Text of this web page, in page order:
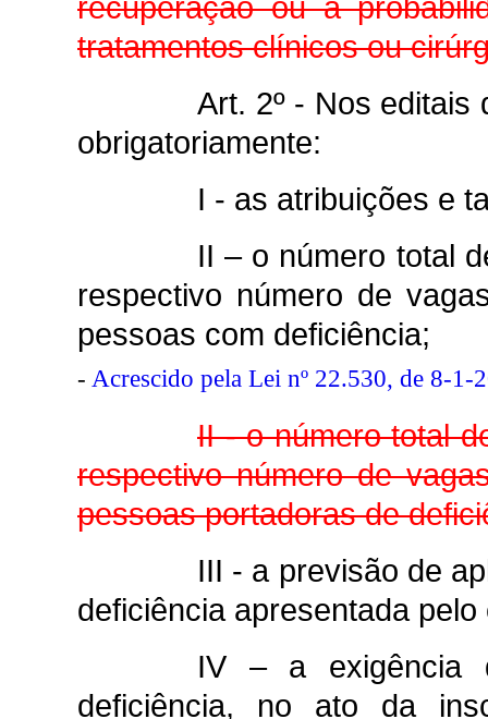
tratamentos clínicos ou
Art. 2º - Nos editais
obrigatoriamente:
I - as atribuições e
II – o número total
respectivo número de
pessoas com deficiência;
- Acrescido pela Lei nº 22.530, de 8-1-
II - o número total
respectivo número de
pessoas portadoras de
III - a previsão de
deficiência apresentada pelo
IV – a exigência
deficiência, no ato da